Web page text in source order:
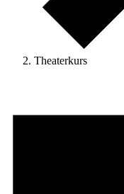
Theaterkurs